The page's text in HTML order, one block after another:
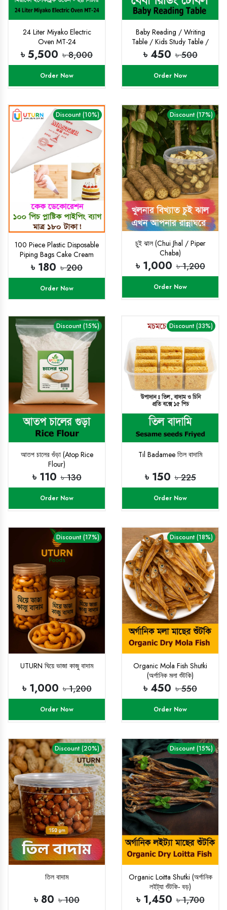
24 Liter Miyako Electric
Oven MT-24
৳ 5,500 ৳ 8,000
Order Now
Baby Reading / Writing
Table / Kids Study Table /
Storage Box Plastic
৳ 450 ৳ 500
Order Now
Discount (10%)
100 Piece Plastic Disposable
Piping Bags Cake Cream
Decorating
৳ 180 ৳ 200
Order Now
Discount (17%)
চুই ঝাল (Chui Jhal / Piper
Chaba)
৳ 1,000 ৳ 1,200
Order Now
Discount (15%)
আতপ চালের গুঁড়া (Atop Rice
Flour)
৳ 110 ৳ 130
Order Now
Discount (33%)
Til Badamee তিল বাদামি
৳ 150 ৳ 225
Order Now
Discount (17%)
UTURN ঘিয়ে ভাজা কাজু বাদাম
৳ 1,000 ৳ 1,200
Order Now
Discount (18%)
Organic Mola Fish Shutki
(অর্গানিক মলা শুঁটকি)
৳ 450 ৳ 550
Order Now
Discount (20%)
তিল বাদাম
৳ 80 ৳ 100
Discount (15%)
Organic Loitta Shutki (অর্গানিক
লইট্যা শুঁটকি- বড়)
৳ 1,450 ৳ 1,700